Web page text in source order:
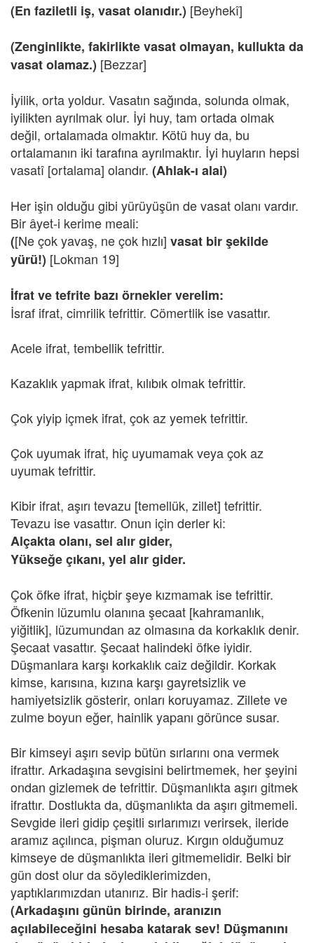
(En faziletli iş, vasat olanıdır.) [Beyhekî]
(Zenginlikte, fakirlikte vasat olmayan, kullukta da
vasat olamaz.) [Bezzar]
İyilik, orta yoldur. Vasatın sağında, solunda olmak,
iyilikten ayrılmak olur. İyi huy, tam ortada olmak
değil, ortalamada olmaktır. Kötü huy da, bu
ortalamanın iki tarafına ayrılmaktır. İyi huyların hepsi
vasatî [ortalama] olandır. (Ahlak-ı alai)
Her işin olduğu gibi yürüyüşün de vasat olanı vardır.
Bir âyet-i kerime meali:
([Ne çok yavaş, ne çok hızlı] vasat bir şekilde
yürü!) [Lokman 19]
İfrat ve tefrite bazı örnekler verelim:
İsraf ifrat, cimrilik tefrittir. Cömertlik ise vasattır.
Acele ifrat, tembellik tefrittir.
Kazaklık yapmak ifrat, kılıbık olmak tefrittir.
Çok yiyip içmek ifrat, çok az yemek tefrittir.
Çok uyumak ifrat, hiç uyumamak veya çok az
uyumak tefrittir.
Kibir ifrat, aşırı tevazu [temellük, zillet] tefrittir.
Tevazu ise vasattır. Onun için derler ki:
Alçakta olanı, sel alır gider,
Yükseğe çıkanı, yel alır gider.
Çok öfke ifrat, hiçbir şeye kızmamak ise tefrittir.
Öfkenin lüzumlu olanına şecaat [kahramanlık,
yiğitlik], lüzumundan az olmasına da korkaklık denir.
Şecaat vasattır. Şecaat halindeki öfke iyidir.
Düşmanlara karşı korkaklık caiz değildir. Korkak
kimse, karısına, kızına karşı gayretsizlik ve
hamiyetsizlik gösterir, onları koruyamaz. Zillete ve
zulme boyun eğer, hainlik yapanı görünce susar.
Bir kimseyi aşırı sevip bütün sırlarını ona vermek
ifrattır. Arkadaşına sevgisini belirtmemek, her şeyini
ondan gizlemek de tefrittir. Düşmanlıkta aşırı gitmek
ifrattır. Dostlukta da, düşmanlıkta da aşırı gitmemeli.
Sevgide ileri gidip çeşitli sırlarımızı verirsek, ileride
aramız açılınca, pişman oluruz. Kırgın olduğumuz
kimseye de düşmanlıkta ileri gitmemelidir. Belki bir
gün dost olur da söylediklerimizden,
yaptıklarımızdan utanırız. Bir hadis-i şerif:
(Arkadaşını günün birinde, aranızın
açılabileceğini hesaba katarak sev! Düşmanını